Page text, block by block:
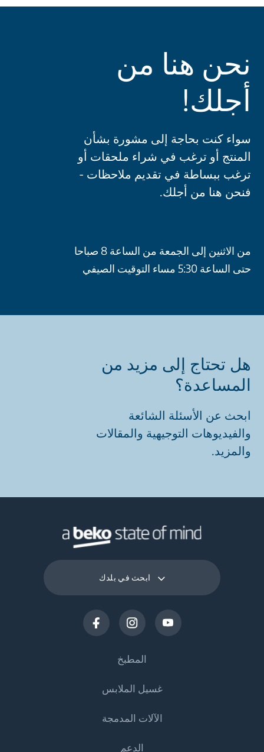
نحن هنا من
أجلك!
سواء كنت بحاجة إلى مشورة بشأن
المنتج أو ترغب في شراء ملحقات أو
ترغب ببساطة في تقديم ملاحظات -
فنحن هنا من أجلك.
من الاثنين إلى الجمعة من الساعة 8 صباحا
حتى الساعة 5:30 مساء التوقيت الصيفي
هل تحتاج إلى مزيد من
المساعدة؟
ابحث عن الأسئلة الشائعة
والفيديوهات التوجيهية والمقالات
والمزيد.
ابحث في بلدك
المطبخ
التبريد
المجمدات
المجمدات والثلاجات
غسيل الملابس
ماكينات غسيل الملابس
الآلات المدمجة
الدعم